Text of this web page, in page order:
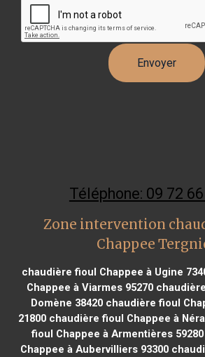
Téléphone: 09 72
Zone intervention
Chappee
chaudière fioul Chappee à Ugine
Chappee à Viarmes 95270
Domène 38420chaudière fioul
21800chaudière fioul Chappee à
fioul Chappee à Armentières 59280
Chappee à Aubervilliers 93300